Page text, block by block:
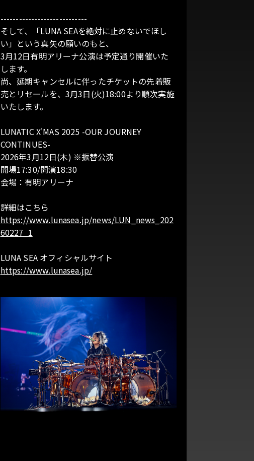
----------------------------
そして、「LUNA SEAを絶対に止めないでほし
い」という真矢の願いのもと、
3月12日有明アリーナ公演は予定通り開催いた
します。
尚、延期キャンセルに伴ったチケットの先着販
売とリセールを、3月3日(火)18:00より順次実施
いたします。
LUNATIC X'MAS 2025 -OUR JOURNEY
CONTINUES-
2026年3月12日(木) ※振替公演
開場17:30/開演18:30
会場：有明アリーナ
詳細はこちら
https://www.lunasea.jp/news/LUN_news_202
60227_1
LUNA SEA オフィシャルサイト
https://www.lunasea.jp/